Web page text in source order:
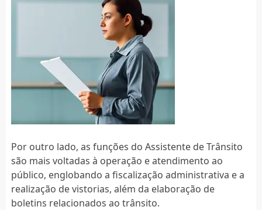
Por outro lado, as funções do Assistente de Trânsito
são mais voltadas à operação e atendimento ao
público, englobando a fiscalização administrativa e a
realização de vistorias, além da elaboração de
boletins relacionados ao trânsito.